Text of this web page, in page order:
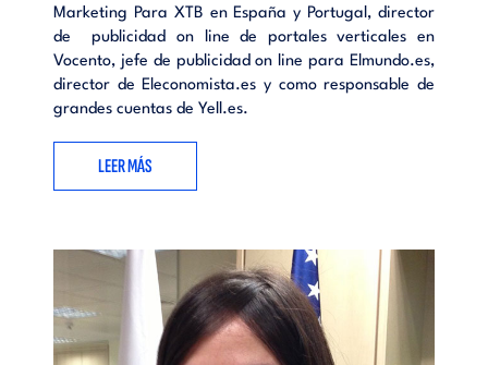
Marketing Para XTB en España y Portugal, director
de publicidad on line de portales verticales en
Vocento, jefe de publicidad on line para Elmundo.es,
director de Eleconomista.es y como responsable de
grandes cuentas de Yell.es.
LEER MÁS